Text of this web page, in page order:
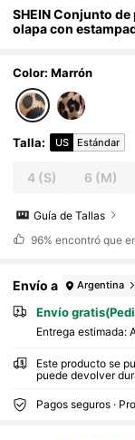
SHEIN Conjunto
olapa con
Color: Marrón
Talla: US Estándar
4 (S) 6 (M)
Guía de Tallas
96% encontró que
Envío a Argentina
Envío
Entrega estimada:
Este producto se
puede devolver
Pagos seguros ·